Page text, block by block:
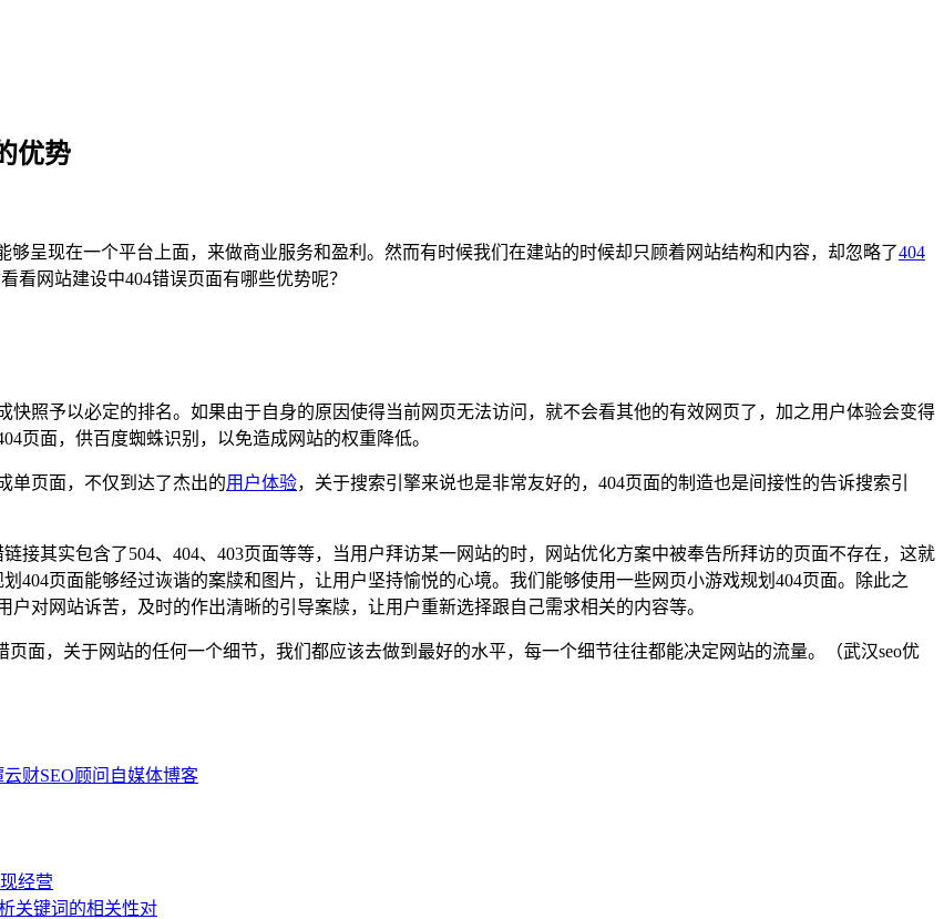
优势
够呈现在一个平台上面，来做商业服务和盈利。然而有时候我们在建站的时候却只顾着网站结构和内容，却忽略了404
看网站建设中404错误页面有哪些优势呢？
照予以必定的排名。如果由于自身的原因使得当前网页无法访问，就不会看其他的有效网页了，加之用户体验会变得
页面，供百度蜘蛛识别，以免造成网站的权重降低。
单页面，不仅到达了杰出的用户体验，关于搜索引擎来说也是非常友好的，404页面的制造也是间接性的告诉搜索引
接其实包含了504、404、403页面等等，当用户拜访某一网站的时，网站优化方案中被奉告所拜访的页面不存在，这就
404页面能够经过诙谐的案牍和图片，让用户坚持愉悦的心境。我们能够使用一些网页小游戏规划404页面。除此之
对网站诉苦，及时的作出清晰的引导案牍，让用户重新选择跟自己需求相关的内容等。
面，关于网站的任何一个细节，我们都应该去做到最好的水平，每一个细节往往都能决定网站的流量。（武汉seo优
云财SEO顾问自媒体博客
经营
关键词的相关性对